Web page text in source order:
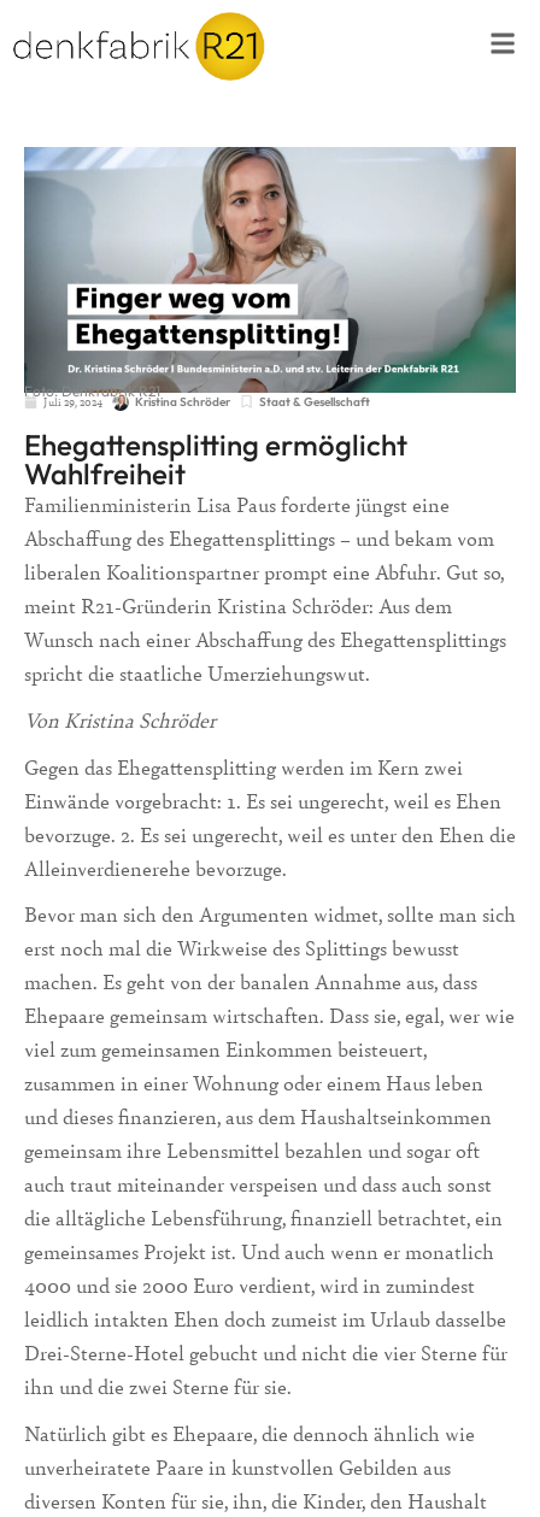
Foto: Denkfabrik R21
Juli 29, 2024 Kristina Schröder Staat & Gesellschaft
Ehegattensplitting ermöglicht
Wahlfreiheit
Familienministerin Lisa Paus forderte jüngst eine
Abschaffung des Ehegattensplittings – und bekam vom
liberalen Koalitionspartner prompt eine Abfuhr. Gut so,
meint R21-Gründerin Kristina Schröder: Aus dem
Wunsch nach einer Abschaffung des Ehegattensplittings
spricht die staatliche Umerziehungswut.
Von Kristina Schröder
Gegen das Ehegattensplitting werden im Kern zwei
Einwände vorgebracht: 1. Es sei ungerecht, weil es Ehen
bevorzuge. 2. Es sei ungerecht, weil es unter den Ehen die
Alleinverdienerehe bevorzuge.
Bevor man sich den Argumenten widmet, sollte man sich
erst noch mal die Wirkweise des Splittings bewusst
machen. Es geht von der banalen Annahme aus, dass
Ehepaare gemeinsam wirtschaften. Dass sie, egal, wer wie
viel zum gemeinsamen Einkommen beisteuert,
zusammen in einer Wohnung oder einem Haus leben
und dieses finanzieren, aus dem Haushaltseinkommen
gemeinsam ihre Lebensmittel bezahlen und sogar oft
auch traut miteinander verspeisen und dass auch sonst
die alltägliche Lebensführung, finanziell betrachtet, ein
gemeinsames Projekt ist. Und auch wenn er monatlich
4000 und sie 2000 Euro verdient, wird in zumindest
leidlich intakten Ehen doch zumeist im Urlaub dasselbe
Drei-Sterne-Hotel gebucht und nicht die vier Sterne für
ihn und die zwei Sterne für sie.
Natürlich gibt es Ehepaare, die dennoch ähnlich wie
unverheiratete Paare in kunstvollen Gebilden aus
diversen Konten für sie, ihn, die Kinder, den Haushalt